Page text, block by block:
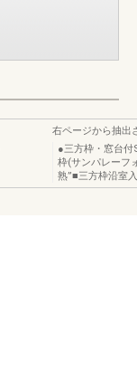
右ページから抽出
●三方枠・窓台
枠(サンパレーフ
熟”■三方枠沿室